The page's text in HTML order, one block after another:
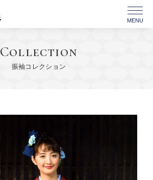
Collection
振袖コレクション